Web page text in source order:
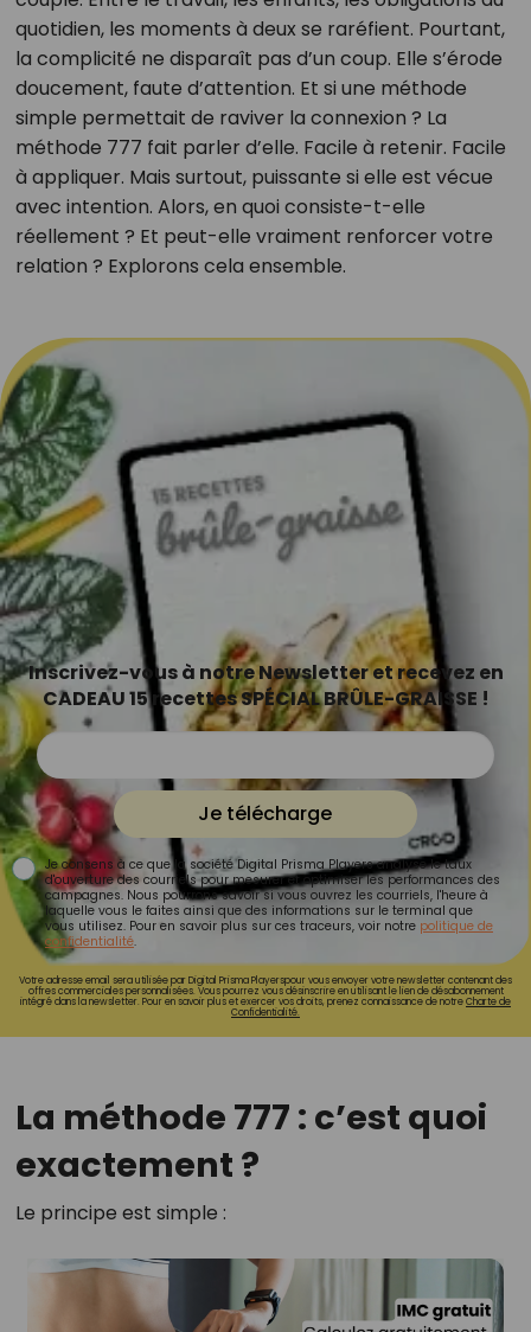
quotidien, les moments à deux se raréfient. Pourtant,
la complicité ne disparaît pas d’un coup. Elle s’érode
doucement, faute d’attention. Et si une méthode
simple permettait de raviver la connexion ? La
méthode 777 fait parler d’elle. Facile à retenir. Facile
à appliquer. Mais surtout, puissante si elle est vécue
avec intention. Alors, en quoi consiste-t-elle
réellement ? Et peut-elle vraiment renforcer votre
relation ? Explorons cela ensemble.
Inscrivez-vous à notre Newsletter et recevez en
CADEAU 15 recettes SPÉCIAL BRÛLE-GRAISSE !
Je télécharge
Je consens à ce que la société Digital Prisma Players analyse le taux
d'ouverture des courriels pour mesurer et optimiser les performances des
campagnes. Nous pourrons savoir si vous ouvrez les courriels, l'heure à
laquelle vous le faites ainsi que des informations sur le terminal que
vous utilisez. Pour en savoir plus sur ces traceurs, voir notre politique de
confidentialité.
Votre adresse email sera utilisée par Digital Prisma Playerspour vous envoyer votre newsletter contenant des
offres commerciales personnalisées. Vous pourrez vous désinscrire en utilisant le lien de désabonnement
intégré dans la newsletter. Pour en savoir plus et exercer vos droits, prenez connaissance de notreCharte de
Confidentialité.
La méthode 777 : c’est quoi
exactement ?
Le principe est simple :